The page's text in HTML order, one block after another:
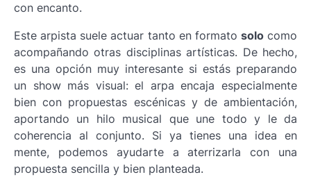
con encanto.
Este arpista suele actuar tanto en formato solocomo
acompañando otras disciplinas artísticas. De hecho,
es una opción muy interesante si estás preparando
un show más visual: el arpa encaja especialmente
bien con propuestas escénicas y de ambientación,
aportando un hilo musical que une todo y le da
coherencia al conjunto. Si ya tienes una idea en
mente, podemos ayudarte a aterrizarla con una
propuesta sencilla y bien planteada.